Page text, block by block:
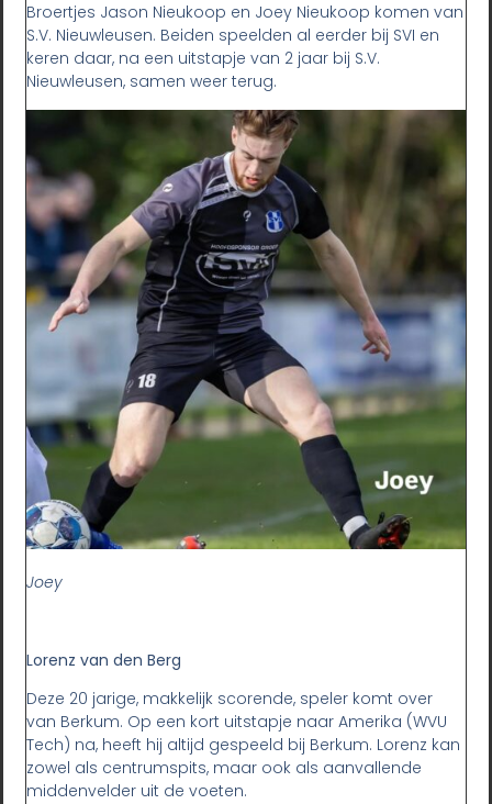
Broertjes Jason Nieukoop en Joey Nieukoop komen van
S.V. Nieuwleusen. Beiden speelden al eerder bij SVI en
keren daar, na een uitstapje van 2 jaar bij S.V.
Nieuwleusen, samen weer terug.
Joey
Lorenz van den Berg
Deze 20 jarige, makkelijk scorende, speler komt over
van Berkum. Op een kort uitstapje naar Amerika (WVU
Tech) na, heeft hij altijd gespeeld bij Berkum. Lorenz kan
zowel als centrumspits, maar ook als aanvallende
middenvelder uit de voeten.